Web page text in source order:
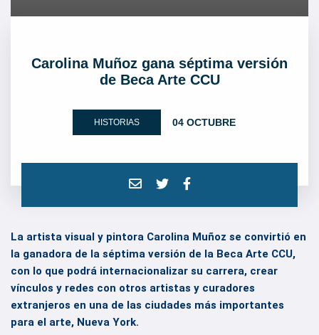
Carolina Muñoz gana séptima versión
de Beca Arte CCU
HISTORIAS 04 OCTUBRE
La artista visual y pintora Carolina Muñoz se convirtió en
la ganadora de la séptima versión de la Beca Arte CCU,
con lo que podrá internacionalizar su carrera, crear
vínculos y redes con otros artistas y curadores
extranjeros en una de las ciudades más importantes
para el arte, Nueva York.